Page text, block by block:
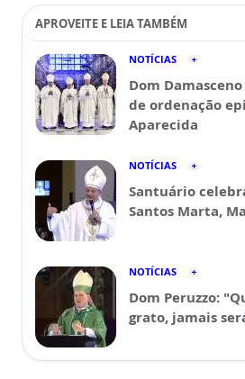
APROVEITE E LEIA TAMBÉM
NOTÍCIAS
Dom
de ordenação
Aparecida
NOTÍCIAS
Santuário
Santos Marta,
NOTÍCIAS
Dom Peruzzo:
grato, jamais